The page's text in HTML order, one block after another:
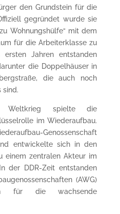
den Grundstein für die
gegründet wurde sie
Wohnungshülfe“ mit dem
für die Arbeiterklasse zu
Jahren entstanden
die Doppelhäuser in
die auch noch
sind.
Weltkrieg spielte die
im Wiederaufbau.
Genossenschaft
entwickelte sich in den
einem zentralen Akteur im
der DDR-Zeit entstanden
(AWG)
für die wachsende